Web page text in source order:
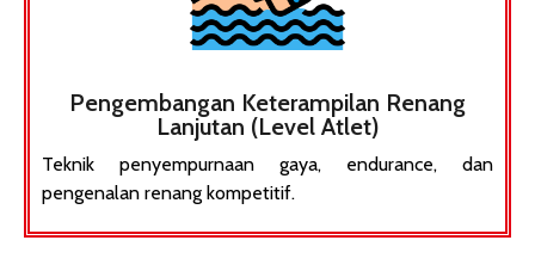
Pengembangan Keterampilan Renang
Lanjutan (Level Atlet)
Teknik penyempurnaan gaya, endurance, dan
pengenalan renang kompetitif.